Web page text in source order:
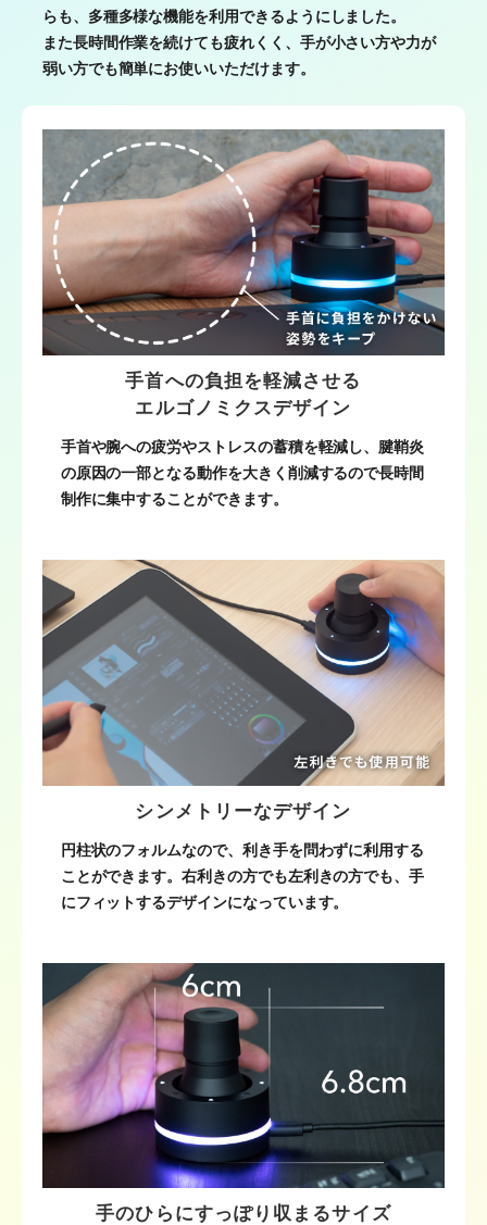
らも、多種多様な機能を利用できるようにしました。
また長時間作業を続けても疲れくく、手が小さい方や力が
弱い方でも簡単にお使いいただけます。
手首への負担を軽減させる
エルゴノミクスデザイン
手首や腕への疲労やストレスの蓄積を軽減し、腱鞘炎
の原因の一部となる動作を大きく削減するので長時間
制作に集中することができます。
シンメトリーなデザイン
円柱状のフォルムなので、利き手を問わずに利用する
ことができます。右利きの方でも左利きの方でも、手
にフィットするデザインになっています。
手のひらにすっぽり収まるサイズ